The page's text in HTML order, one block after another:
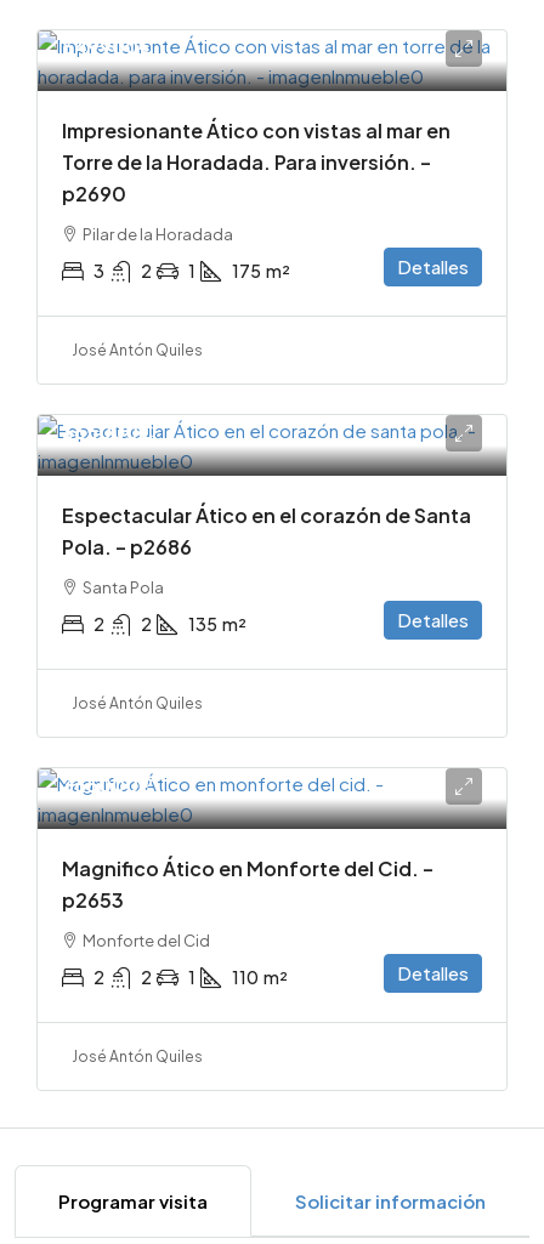
549900€
Impresionante Ático con vistas al mar en
Torre de la Horadada. Para inversión. –
p2690
Pilar de la Horadada
3 2 1 175 m² Detalles
José Antón Quiles
365000€
Espectacular Ático en el corazón de Santa
Pola. – p2686
Santa Pola
2 2 135 m² Detalles
José Antón Quiles
365000€
Magnifico Ático en Monforte del Cid. –
p2653
Monforte del Cid
2 2 1 110 m² Detalles
José Antón Quiles
Programar visita Solicitar información